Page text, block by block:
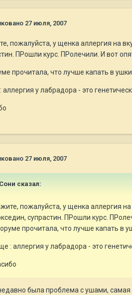
27 июля, 2007
пожалуйста, у щенка аллергия на
ПРошли курс. ПРолечили. И вот
прочитала, что лучше капать в
аллергия у лабрадора - это
27 июля, 2007
Сони сказал:
пожалуйста, у щенка аллергия
супрастин. ПРошли курс.
прочитала, что лучше капать в
: аллергия у лабрадора - это
была проблема с ушами, самая